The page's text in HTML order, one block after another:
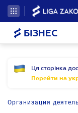
БІЗНЕС
Ця сторінка
Перейти на
Организация